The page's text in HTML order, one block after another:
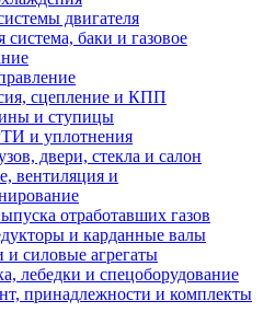
двигателя
система, баки и газовое
сцепление и КПП
и ступицы
и уплотнения
двери, стекла и салон
вентиляция и
отработавших газов
и карданные валы
и силовые агрегаты
лебедки и спецоборудование
принадлежности и комплекты